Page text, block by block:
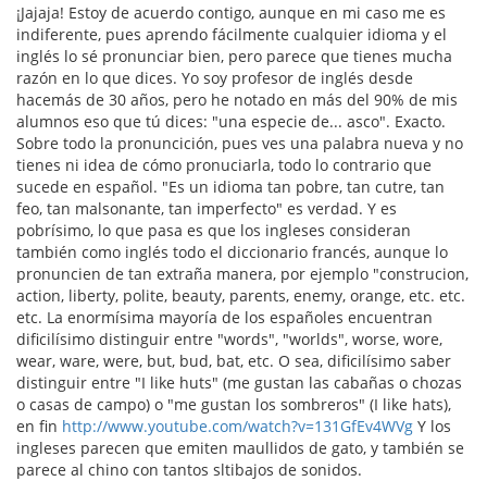
¡Jajaja! Estoy de acuerdo contigo, aunque en mi caso me es
indiferente, pues aprendo fácilmente cualquier idioma y el
inglés lo sé pronunciar bien, pero parece que tienes mucha
razón en lo que dices. Yo soy profesor de inglés desde
hacemás de 30 años, pero he notado en más del 90% de mis
alumnos eso que tú dices: "una especie de... asco". Exacto.
Sobre todo la pronuncición, pues ves una palabra nueva y no
tienes ni idea de cómo pronuciarla, todo lo contrario que
sucede en español. "Es un idioma tan pobre, tan cutre, tan
feo, tan malsonante, tan imperfecto" es verdad. Y es
pobrísimo, lo que pasa es que los ingleses consideran
también como inglés todo el diccionario francés, aunque lo
pronuncien de tan extraña manera, por ejemplo "construcion,
action, liberty, polite, beauty, parents, enemy, orange, etc. etc.
etc. La enormísima mayoría de los españoles encuentran
dificilísimo distinguir entre "words", "worlds", worse, wore,
wear, ware, were, but, bud, bat, etc. O sea, dificilísimo saber
distinguir entre "I like huts" (me gustan las cabañas o chozas
o casas de campo) o "me gustan los sombreros" (I like hats),
en fin http://www.youtube.com/watch?v=131GfEv4WVg Y los
ingleses parecen que emiten maullidos de gato, y también se
parece al chino con tantos sltibajos de sonidos.